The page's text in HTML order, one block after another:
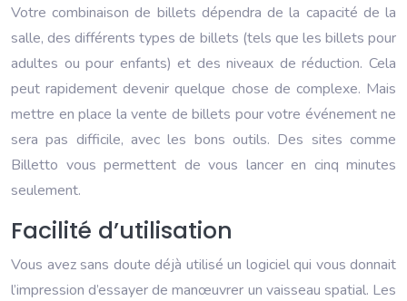
Votre combinaison de billets dépendra de la capacité de la
salle, des différents types de billets (tels que les billets pour
adultes ou pour enfants) et des niveaux de réduction. Cela
peut rapidement devenir quelque chose de complexe. Mais
mettre en place la vente de billets pour votre événement ne
sera pas difficile, avec les bons outils. Des sites comme
Billetto vous permettent de vous lancer en cinq minutes
seulement.
Facilité d’utilisation
Vous avez sans doute déjà utilisé un logiciel qui vous donnait
l’impression d’essayer de manœuvrer un vaisseau spatial. Les